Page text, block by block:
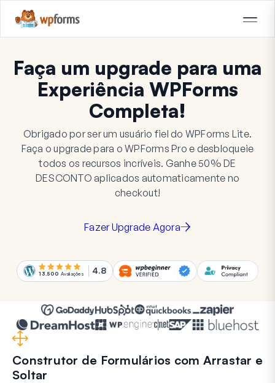
Faça um upgrade para uma
Experiência WPForms
Completa!
Obrigado por ser um usuário fiel do WPForms Lite.
Faça o upgrade para o WPForms Pro e desbloqueie
todos os recursos incríveis. Ganhe 50% DE
DESCONTO aplicados automaticamente no
checkout!
Fazer Upgrade Agora
13.500 Avaliações 4.8
Construtor de Formulários com Arrastar e
Soltar